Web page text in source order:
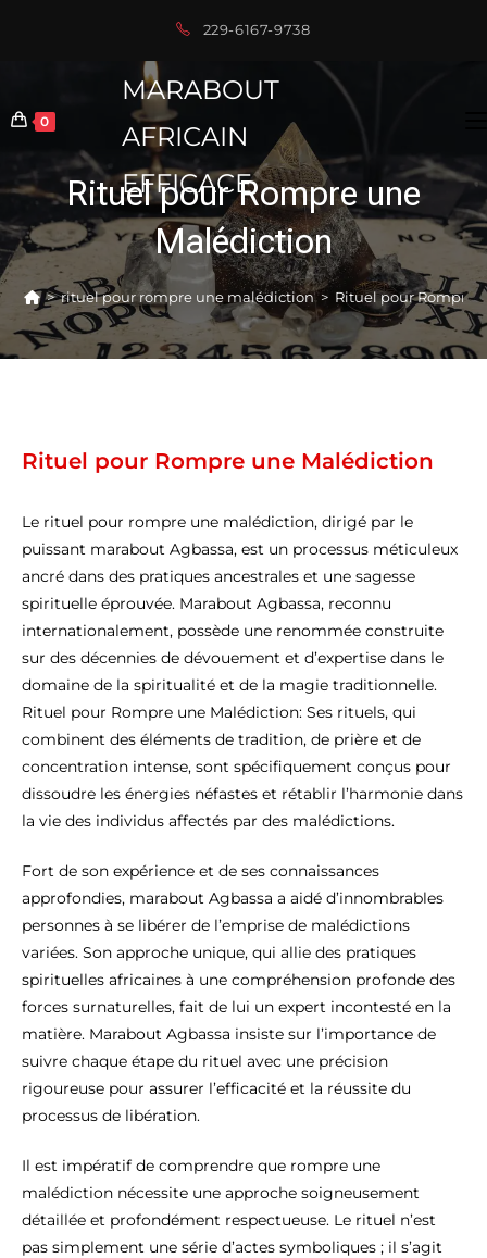
229-6167-9738
0
MARABOUT
AFRICAIN
EFFICACE
Rituel pour Rompre une
Malédiction
> rituel pour rompre une malédiction > Rituel pour Rompre
Rituel pour Rompre une Malédiction
Le rituel pour rompre une malédiction, dirigé par le
puissant marabout Agbassa, est un processus méticuleux
ancré dans des pratiques ancestrales et une sagesse
spirituelle éprouvée. Marabout Agbassa, reconnu
internationalement, possède une renommée construite
sur des décennies de dévouement et d’expertise dans le
domaine de la spiritualité et de la magie traditionnelle.
Rituel pour Rompre une Malédiction: Ses rituels, qui
combinent des éléments de tradition, de prière et de
concentration intense, sont spécifiquement conçus pour
dissoudre les énergies néfastes et rétablir l’harmonie dans
la vie des individus affectés par des malédictions.
Fort de son expérience et de ses connaissances
approfondies, marabout Agbassa a aidé d’innombrables
personnes à se libérer de l’emprise de malédictions
variées. Son approche unique, qui allie des pratiques
spirituelles africaines à une compréhension profonde des
forces surnaturelles, fait de lui un expert incontesté en la
matière. Marabout Agbassa insiste sur l’importance de
suivre chaque étape du rituel avec une précision
rigoureuse pour assurer l’efficacité et la réussite du
processus de libération.
Il est impératif de comprendre que rompre une
malédiction nécessite une approche soigneusement
détaillée et profondément respectueuse. Le rituel n’est
pas simplement une série d’actes symboliques ; il s’agit